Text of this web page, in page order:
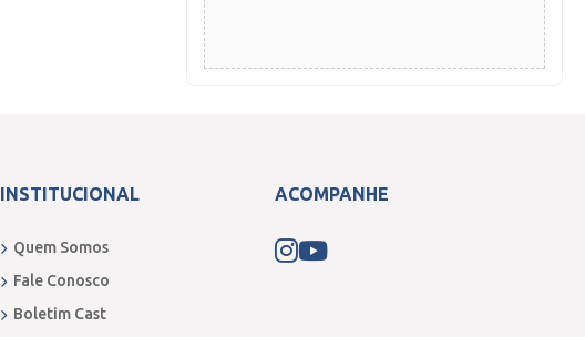
INSTITUCIONAL
Quem Somos
Fale Conosco
Boletim Cast
ACOMPANHE